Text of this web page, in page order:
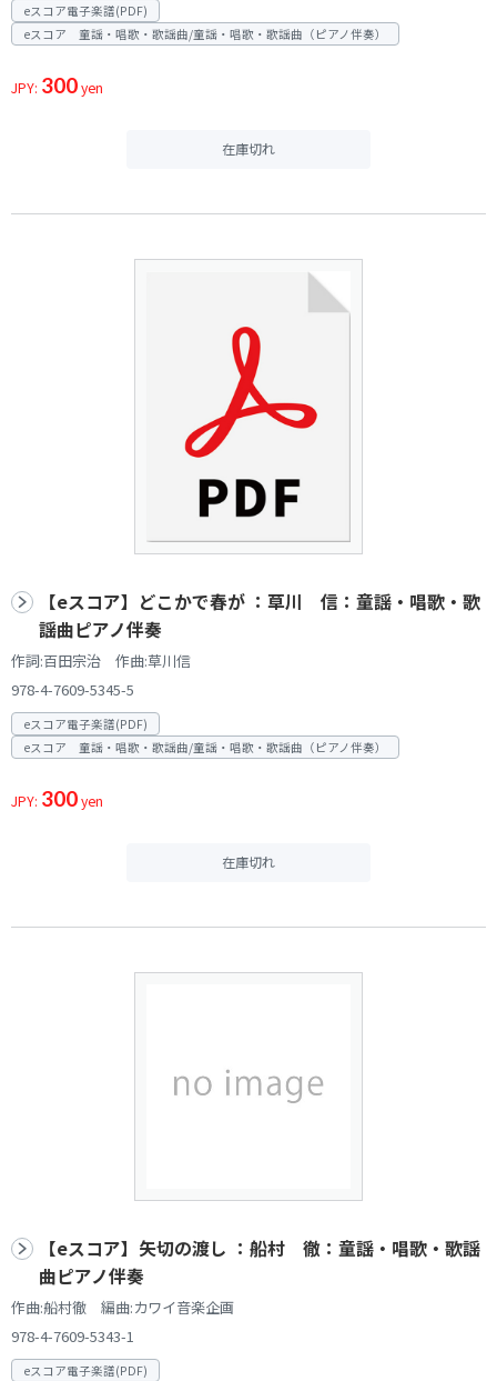
eスコア電子楽譜(PDF)
eスコア 童謡・唱歌・歌謡曲/童謡・唱歌・歌謡曲（ピアノ伴奏）
JPY: 300yen
在庫切れ
【eスコア】どこかで春が ：草川 信：童謡・唱歌・歌
謡曲ピアノ伴奏
作詞:百田宗治 作曲:草川信
978-4-7609-5345-5
eスコア電子楽譜(PDF)
eスコア 童謡・唱歌・歌謡曲/童謡・唱歌・歌謡曲（ピアノ伴奏）
JPY: 300yen
在庫切れ
【eスコア】矢切の渡し ：船村 徹：童謡・唱歌・歌謡
曲ピアノ伴奏
作曲:船村徹 編曲:カワイ音楽企画
978-4-7609-5343-1
eスコア電子楽譜(PDF)